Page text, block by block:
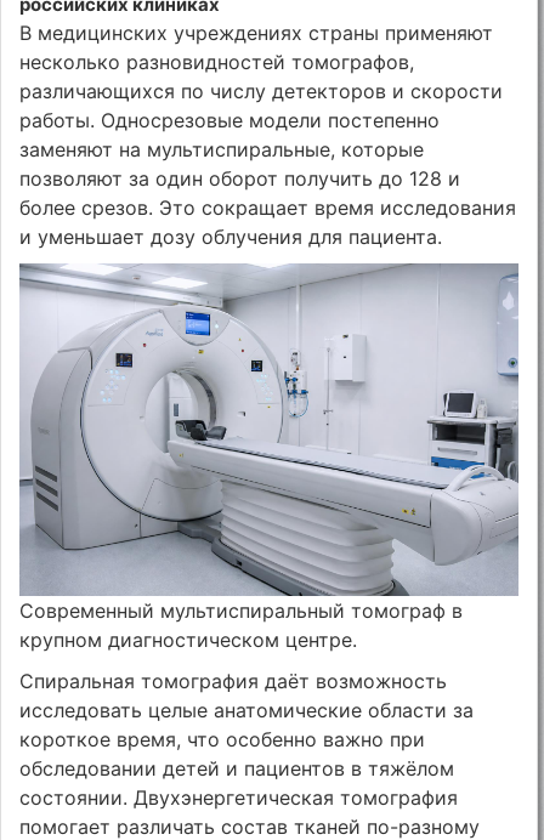
В медицинских учреждениях страны применяют
несколько разновидностей томографов,
различающихся по числу детекторов и скорости
работы. Односрезовые модели постепенно
заменяют на мультиспиральные, которые
позволяют за один оборот получить до 128 и
более срезов. Это сокращает время исследования
и уменьшает дозу облучения для пациента.
Современный мультиспиральный томограф в
крупном диагностическом центре.
Спиральная томография даёт возможность
исследовать целые анатомические области за
короткое время, что особенно важно при
обследовании детей и пациентов в тяжёлом
состоянии. Двухэнергетическая томография
помогает различать состав тканей по-разному